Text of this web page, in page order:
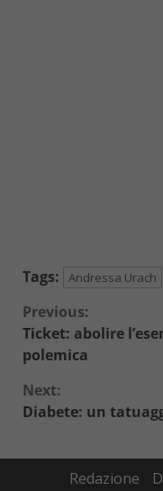
Tags: Andressa Urach
Continue
Reading
Previous:
Ticket: abolire
polemica
Next:
Diabete: un
Redazione